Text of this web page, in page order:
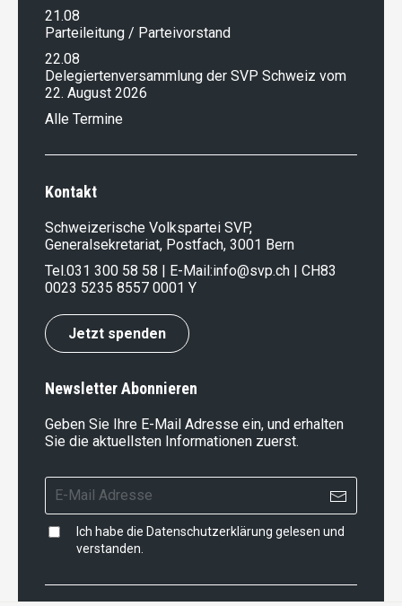
21.08
Parteileitung / Parteivorstand
22.08
Delegiertenversammlung der SVP Schweiz vom
22. August 2026
Alle Termine
Kontakt
Schweizerische Volkspartei SVP,
Generalsekretariat, Postfach, 3001 Bern
Tel.031 300 58 58 | E-Mail:info@svp.ch | CH83
0023 5235 8557 0001 Y
Jetzt spenden
Newsletter Abonnieren
Geben Sie Ihre E-Mail Adresse ein, und erhalten
Sie die aktuellsten Informationen zuerst.
Ich habe die Datenschutzerklärung gelesen und
verstanden.